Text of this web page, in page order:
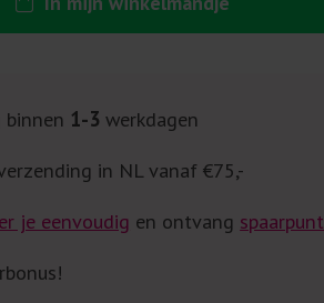
binnen 1-3werkdagen
in NL vanaf €75,-
je eenvoudig en ontvang